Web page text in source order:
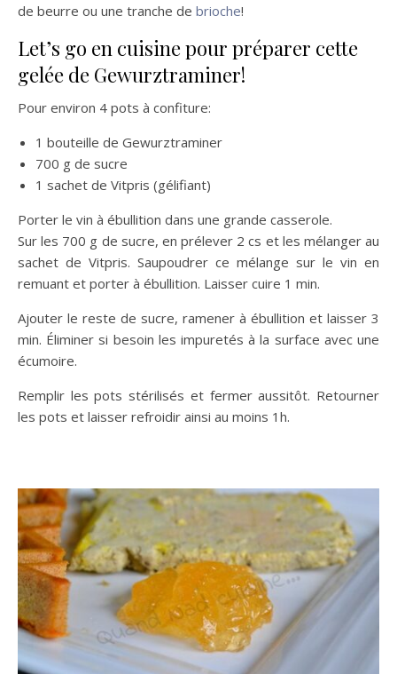
de beurre ou une tranche de brioche!
Let’s go en cuisine pour préparer cette
gelée de Gewurztraminer!
Pour environ 4 pots à confiture:
1 bouteille de Gewurztraminer
700 g de sucre
1 sachet de Vitpris (gélifiant)
Porter le vin à ébullition dans une grande casserole.
Sur les 700 g de sucre, en prélever 2 cs et les mélanger au
sachet de Vitpris. Saupoudrer ce mélange sur le vin en
remuant et porter à ébullition. Laisser cuire 1 min.
Ajouter le reste de sucre, ramener à ébullition et laisser 3
min. Éliminer si besoin les impuretés à la surface avec une
écumoire.
Remplir les pots stérilisés et fermer aussitôt. Retourner
les pots et laisser refroidir ainsi au moins 1h.